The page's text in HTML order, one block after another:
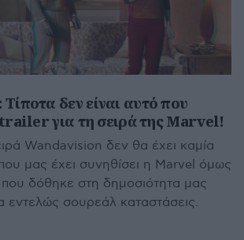
δεν είναι αυτό που
για τη σειρά της Marvel!
Wandavision δεν θα έχει καμία
μας έχει συνηθίσει η Marvel όμως
δόθηκε στη δημοσιότητα μας
εντελώς σουρεάλ καταστάσεις.